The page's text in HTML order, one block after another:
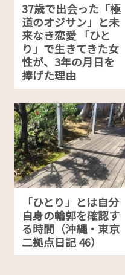
37歳で出会った「極
道のオジサン」と未
来なき恋愛 「ひと
り」で生きてきた女
性が、3年の月日を
捧げた理由
「ひとり」とは自分
自身の輪郭を確認す
る時間（沖縄・東京
二拠点日記 46）